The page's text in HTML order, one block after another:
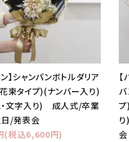
】シャンパンボトルダリア
束タイプ)(ナンバー入り)
文字入り) 成人式/卒業
/発表会
(税込6,600円)
会